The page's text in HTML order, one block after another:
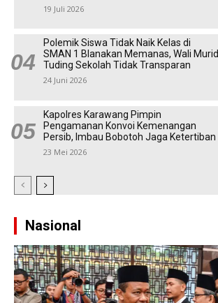
19 Juli 2026
Polemik Siswa Tidak Naik Kelas di
SMAN 1 Blanakan Memanas, Wali Murid
Tuding Sekolah Tidak Transparan
24 Juni 2026
Kapolres Karawang Pimpin
Pengamanan Konvoi Kemenangan
Persib, Imbau Bobotoh Jaga Ketertiban
23 Mei 2026
Nasional